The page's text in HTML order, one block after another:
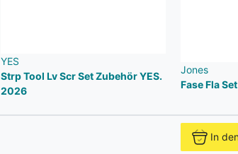
YES
Strp Tool Lv Scr Set Zubehör YES.
2026
Jones
Fase Fla
In